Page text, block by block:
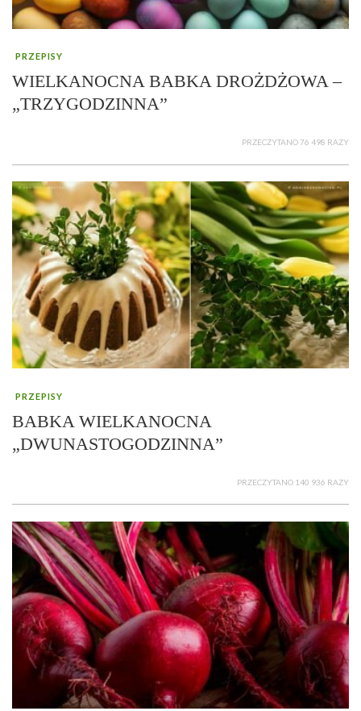
PRZEPISY
WIELKANOCNA BABKA DROŻDŻOWA –
„TRZYGODZINNA”
PRZECZYTANO 76 498 RAZY
PRZEPISY
BABKA WIELKANOCNA
„DWUNASTOGODZINNA”
PRZECZYTANO 140 936 RAZY